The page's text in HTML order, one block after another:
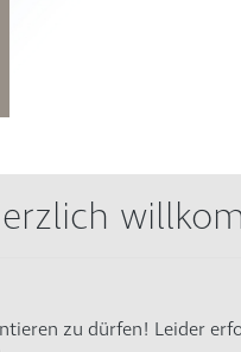
zu dürfen! Leider